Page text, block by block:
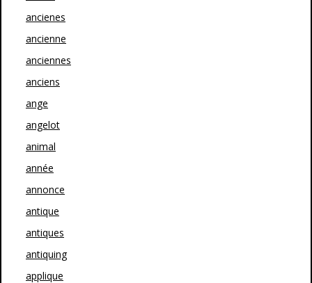
ancienes
ancienne
anciennes
anciens
ange
angelot
animal
année
annonce
antique
antiques
antiquing
applique